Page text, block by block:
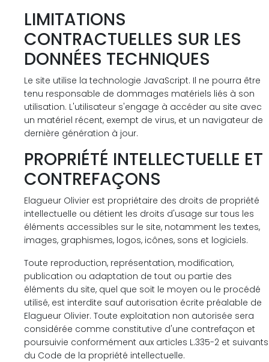
LIMITATIONS
CONTRACTUELLES SUR LES
DONNÉES TECHNIQUES
Le site utilise la technologie JavaScript. Il ne pourra être
tenu responsable de dommages matériels liés à son
utilisation. L'utilisateur s'engage à accéder au site avec
un matériel récent, exempt de virus, et un navigateur de
dernière génération à jour.
PROPRIÉTÉ INTELLECTUELLE ET
CONTREFAÇONS
Elagueur Olivier est propriétaire des droits de propriété
intellectuelle ou détient les droits d'usage sur tous les
éléments accessibles sur le site, notamment les textes,
images, graphismes, logos, icônes, sons et logiciels.
Toute reproduction, représentation, modification,
publication ou adaptation de tout ou partie des
éléments du site, quel que soit le moyen ou le procédé
utilisé, est interdite sauf autorisation écrite préalable de
Elagueur Olivier. Toute exploitation non autorisée sera
considérée comme constitutive d'une contrefaçon et
poursuivie conformément aux articles L.335-2 et suivants
du Code de la propriété intellectuelle.